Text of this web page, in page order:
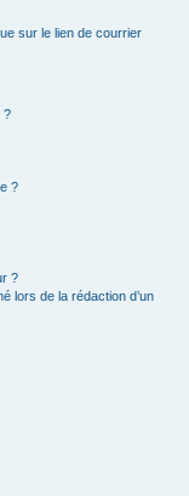
sur le lien de courrier
?
?
?
lors de la rédaction d’un